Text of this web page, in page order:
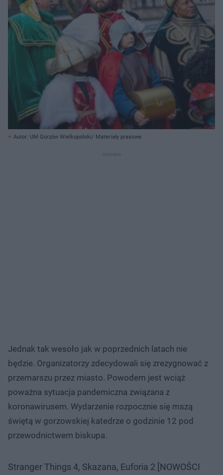
Autor: UM Gorzów Wielkopolski/ Materiały prasowe
Jednak tak wesoło jak w poprzednich latach nie
będzie. Organizatorzy zdecydowali się zrezygnować z
przemarszu przez miasto. Powodem jest wciąż
poważna sytuacja pandemiczna związana z
koronawirusem. Wydarzenie rozpocznie się mszą
świętą w gorzowskiej katedrze o godzinie 12 pod
przewodnictwem biskupa.
Stranger Things 4, Skazana, Euforia 2 [NOWOŚCI